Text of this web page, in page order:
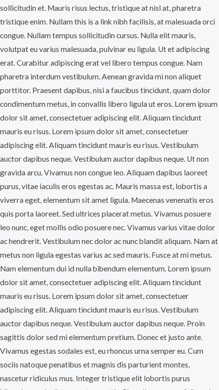
sollicitudin et. Mauris risus lectus, tristique at nisl at, pharetra
tristique enim. Nullam this is a link nibh facilisis, at malesuada orci
congue. Nullam tempus sollicitudin cursus. Nulla elit mauris,
volutpat eu varius malesuada, pulvinar eu ligula. Ut et adipiscing
erat. Curabitur adipiscing erat vel libero tempus congue. Nam
pharetra interdum vestibulum. Aenean gravida mi non aliquet
porttitor. Praesent dapibus, nisi a faucibus tincidunt, quam dolor
condimentum metus, in convallis libero ligula ut eros. Lorem ipsum
dolor sit amet, consectetuer adipiscing elit. Aliquam tincidunt
mauris eu risus. Lorem ipsum dolor sit amet, consectetuer
adipiscing elit. Aliquam tincidunt mauris eu risus. Vestibulum
auctor dapibus neque. Vestibulum auctor dapibus neque. Ut non
gravida arcu. Vivamus non congue leo. Aliquam dapibus laoreet
purus, vitae iaculis eros egestas ac. Mauris massa est, lobortis a
viverra eget, elementum sit amet ligula. Maecenas venenatis eros
quis porta laoreet. Sed ultrices placerat metus. Vivamus posuere
leo nunc, eget mollis odio posuere nec. Vivamus varius vitae dolor
ac hendrerit. Vestibulum nec dolor ac nunc blandit aliquam. Nam at
metus non ligula egestas varius ac sed mauris. Fusce at mi metus.
Nam elementum dui id nulla bibendum elementum. Lorem ipsum
dolor sit amet, consectetuer adipiscing elit. Aliquam tincidunt
mauris eu risus. Lorem ipsum dolor sit amet, consectetuer
adipiscing elit. Aliquam tincidunt mauris eu risus. Vestibulum
auctor dapibus neque. Vestibulum auctor dapibus neque. Proin
sagittis dolor sed mi elementum pretium. Donec et justo ante.
Vivamus egestas sodales est, eu rhoncus urna semper eu. Cum
sociis natoque penatibus et magnis dis parturient montes,
nascetur ridiculus mus. Integer tristique elit lobortis purus